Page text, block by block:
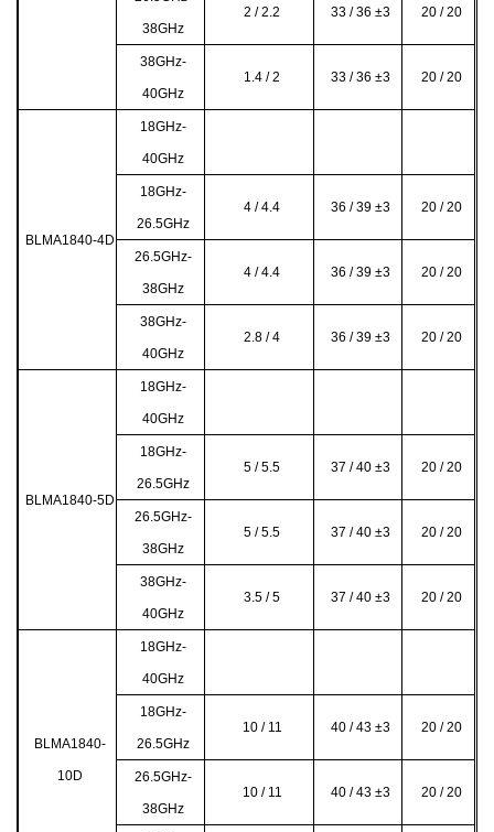
38GHz
2 / 2.2 33 / 36 ±3 20 / 20
38GHz-
40GHz
1.4 / 2 33 / 36 ±3 20 / 20
BLMA1840-4D
18GHz-
40GHz
18GHz-
26.5GHz
4 / 4.4 36 / 39±3 20 / 20
26.5GHz-
38GHz
4 / 4.4 36 / 39 ±3 20 / 20
38GHz-
40GHz
2.8 / 4 36 / 39 ±3 20 / 20
BLMA1840-5D
18GHz-
40GHz
18GHz-
26.5GHz
5 / 5.5 37 / 40±3 20 / 20
26.5GHz-
38GHz
5 / 5.5 37 / 40 ±3 20 / 20
38GHz-
40GHz
3.5 / 5 37 / 40 ±3 20 / 20
BLMA1840-
10D
18GHz-
40GHz
18GHz-
26.5GHz
10 / 11 40 / 43 ±3 20 / 20
26.5GHz-
38GHz
10 / 11 40 / 43 ±3 20 / 20